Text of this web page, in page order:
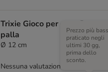
Trixie Gioco per cane Pesce
palla
Ø 12 cm
Prezzo più
praticato negli
ultimi 30 gg,
prima dello
sconto.
Nessuna valutazione